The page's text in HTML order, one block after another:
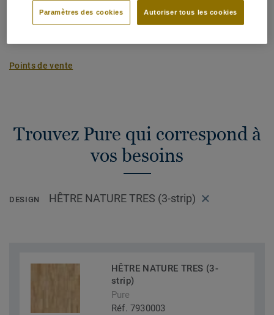
Points de vente
Trouvez Pure qui correspond à
vos besoins
DESIGN HÊTRE NATURE TRES (3-strip)
HÊTRE NATURE TRES (3-
strip)
Pure
Réf. 7930003
Autoriser tous les cookies
Paramètres des cookies